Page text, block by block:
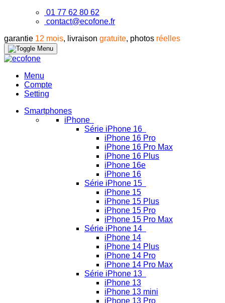
01 77 62 80 62
contact@ecofone.fr
garantie 12 mois, livraison gratuite, photos réelles
Menu
Compte
Setting
Smartphones
iPhone
Série iPhone 16
iPhone 16 Pro
iPhone 16 Pro Max
iPhone 16 Plus
iPhone 16e
iPhone 16
Série iPhone 15
iPhone 15
iPhone 15 Plus
iPhone 15 Pro
iPhone 15 Pro Max
Série iPhone 14
iPhone 14
iPhone 14 Plus
iPhone 14 Pro
iPhone 14 Pro Max
Série iPhone 13
iPhone 13
iPhone 13 mini
iPhone 13 Pro